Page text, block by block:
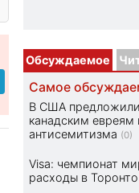
Обсуждаемое
Самое
В США
канадским евреям
антисемитизма (0)
Visa: чемпионат
расходы в